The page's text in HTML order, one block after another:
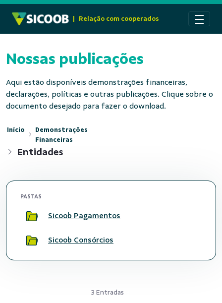
Relação com cooperados
Nossas publicações
Aqui estão disponíveis demonstrações financeiras,
declarações, políticas e outras publicações. Clique sobre o
documento desejado para fazer o download.
Início
Demonstrações
Financeiras
Entidades
PASTAS
Sicoob Pagamentos
Sicoob Consórcios
3 Entradas